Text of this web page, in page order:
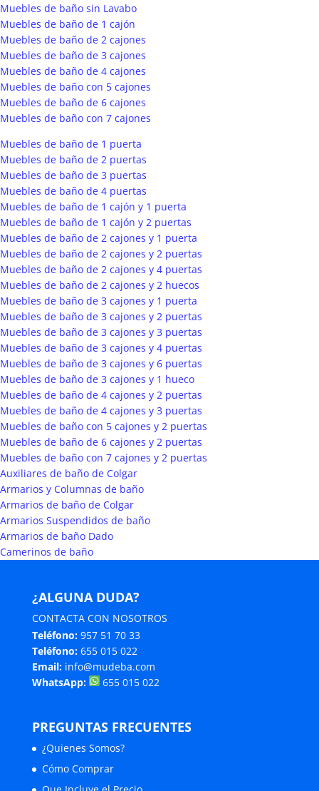
Muebles de baño sin Lavabo
Muebles de baño de 1 cajón
Muebles de baño de 2 cajones
Muebles de baño de 3 cajones
Muebles de baño de 4 cajones
Muebles de baño con 5 cajones
Muebles de baño de 6 cajones
Muebles de baño con 7 cajones
Muebles de baño de 1 puerta
Muebles de baño de 2 puertas
Muebles de baño de 3 puertas
Muebles de baño de 4 puertas
Muebles de baño de 1 cajón y 1 puerta
Muebles de baño de 1 cajón y 2 puertas
Muebles de baño de 2 cajones y 1 puerta
Muebles de baño de 2 cajones y 2 puertas
Muebles de baño de 2 cajones y 4 puertas
Muebles de baño de 2 cajones y 2 huecos
Muebles de baño de 3 cajones y 1 puerta
Muebles de baño de 3 cajones y 2 puertas
Muebles de baño de 3 cajones y 3 puertas
Muebles de baño de 3 cajones y 4 puertas
Muebles de baño de 3 cajones y 6 puertas
Muebles de baño de 3 cajones y 1 hueco
Muebles de baño de 4 cajones y 2 puertas
Muebles de baño de 4 cajones y 3 puertas
Muebles de baño con 5 cajones y 2 puertas
Muebles de baño de 6 cajones y 2 puertas
Muebles de baño con 7 cajones y 2 puertas
Auxiliares de baño de Colgar
Armarios y Columnas de baño
Armarios de baño de Colgar
Armarios Suspendidos de baño
Armarios de baño Dado
Camerinos de baño
¿ALGUNA DUDA?
CONTACTA CON NOSOTROS
Teléfono: 957 51 70 33
Teléfono: 655 015 022
Email: info@mudeba.com
WhatsApp:
655 015 022
PREGUNTAS FRECUENTES
¿Quienes Somos?
Cómo Comprar